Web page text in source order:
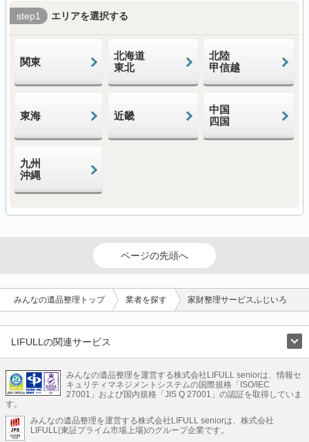
step1 エリアを選択する
関東
北海道
東北
北陸
甲信越
東海 近畿
中国
四国
九州
沖縄
ページの先頭へ
みんなの遺品整理トップ 業者を探す 家財整理サービスふじいろ
LIFULLの関連サービス
不動産・住宅
引越し 老人ホーム 地方創生 ママの就労支援
不動産クラウドファンディング 遺品整理 老後の暮らし情報
LIFULL HOME'Sのサービス
みんなの遺品整理を運営する株式会社LIFULL seniorは、情報セ
キュリティマネジメントシステムの国際規格「ISO/IEC
27001」および国内規格「JIS Q 27001」の認証を取得していま
す。
みんなの遺品整理を運営する株式会社LIFULL seniorは、株式会社
LIFULL(東証プライム市場上場)のグループ企業です。